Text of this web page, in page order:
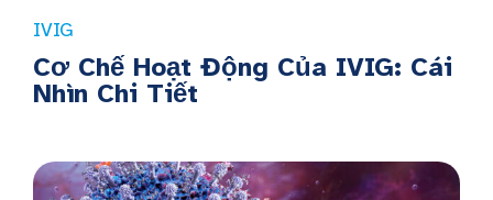
IVIG
Cơ Chế Hoạt Động Của IVIG: Cái
Nhìn Chi Tiết